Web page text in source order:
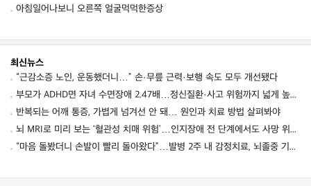
아침일어나보니 오른쪽 얼굴먹먹한증상
최신뉴스
“근감소증 노인, 운동했더니…” 손·무릎 근력·보행 속도 모두 개선됐다
부모가 ADHD면 자녀 수면장애 2.47배…정신질환·사고 위험까지 넓게 높였다
반복되는 어깨 통증, 가볍게 넘겨선 안 돼… 원인과 치료 방법 살펴봐야
뇌 MRI로 미리 보는 ‘혈관성 치매 위험’…인지장애 전 단계에서도 사망 위험 높였다
“마음 돌봤더니 손발이 빨리 돌아왔다”…발병 2주 내 감정치료, 뇌졸중 기능회복 점수 10점↑